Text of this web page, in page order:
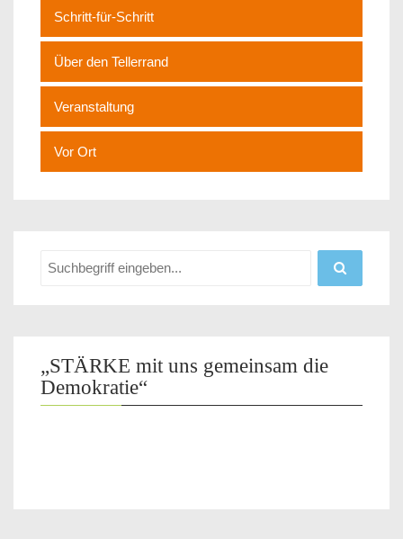
Schritt-für-Schritt
Über den Tellerrand
Veranstaltung
Vor Ort
„STÄRKE mit uns gemeinsam die
Demokratie“